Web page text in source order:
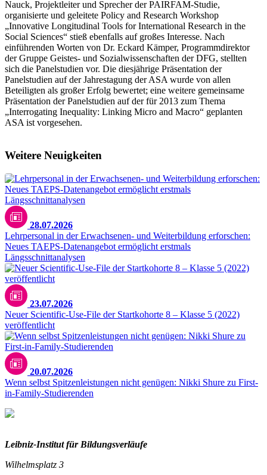
Nauck, Projektleiter und Sprecher der PAIRFAM-Studie,
organisierte und geleitete Policy and Research Workshop
„Innovative Longitudinal Tools for International Research in the
Social Sciences“ stieß ebenfalls auf großes Interesse. Nach
einführenden Worten von Dr. Eckard Kämper, Programmdirektor
der Gruppe Geistes- und Sozialwissenschaften der DFG, stellten
sich die Panelstudien vor. Die diesjährige Präsentation der
Panelstudien auf der Jahrestagung der ASA wurde von allen
Beteiligten als großer Erfolg bewertet; eine weitere gemeinsame
Präsentation der Panelstudien auf der für 2013 zum Thema
„Interrogating Inequality: Linking Micro and Macro“ geplanten
ASA ist vorgesehen.
Weitere Neuigkeiten
28.07.2026
Lehrpersonal in der Erwachsenen- und Weiterbildung erforschen:
Neues TAEPS-Datenangebot ermöglicht erstmals
Längsschnittanalysen
23.07.2026
Neuer Scientific-Use-File der Startkohorte 8 – Klasse 5 (2022)
veröffentlicht
20.07.2026
Wenn selbst Spitzenleistungen nicht genügen: Nikki Shure zu First-
in-Family-Studierenden
Leibniz-Institut für Bildungsverläufe
Wilhelmsplatz 3